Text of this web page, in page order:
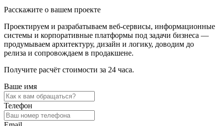
Расскажите о вашем проекте
Проектируем и разрабатываем веб-сервисы, информационные
системы и корпоративные платформы под задачи бизнеса —
продумываем архитектуру, дизайн и логику, доводим до
релиза и сопровождаем в продакшене.
Получите расчёт стоимости за 24 часа.
Ваше имя
Телефон